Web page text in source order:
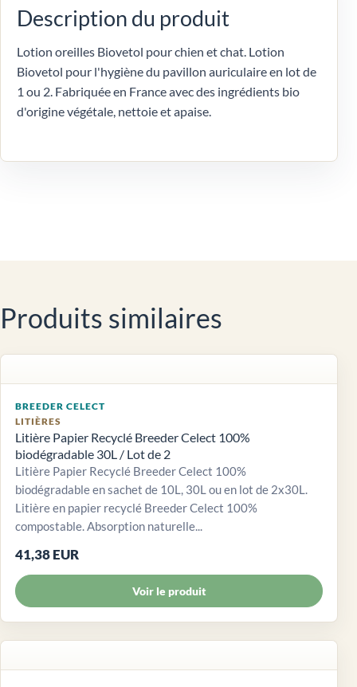
Description du produit
Lotion oreilles Biovetol pour chien et chat. Lotion
Biovetol pour l'hygiène du pavillon auriculaire en lot de
1 ou 2. Fabriquée en France avec des ingrédients bio
d'origine végétale, nettoie et apaise.
Produits similaires
BREEDER CELECT
LITIÈRES
Litière Papier Recyclé Breeder Celect 100%
biodégradable 30L / Lot de 2
Litière Papier Recyclé Breeder Celect 100%
biodégradable en sachet de 10L, 30L ou en lot de 2x30L.
Litière en papier recyclé Breeder Celect 100%
compostable. Absorption naturelle...
41,38 EUR
Voir le produit